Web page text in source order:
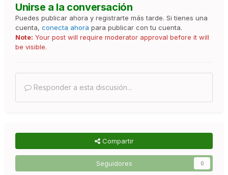
Unirse a la conversación
Puedes publicar ahora y registrarte más tarde. Si tienes una
cuenta, conecta ahora para publicar con tu cuenta.
Note: Your post will require moderator approval before it will
be visible.
Responder a esta discusión...
Compartir
Seguidores 0